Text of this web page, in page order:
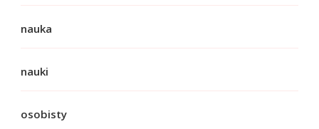
nauka
nauki
osobisty